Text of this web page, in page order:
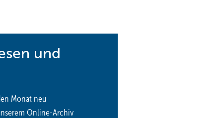
AG im Jahr 2020 ihren dritten Geschäftsbereich, die
funkbasierte LoRaWAN-Sensoranbindungen für die
betreut werden.
und
Monat neu
Online-Archiv